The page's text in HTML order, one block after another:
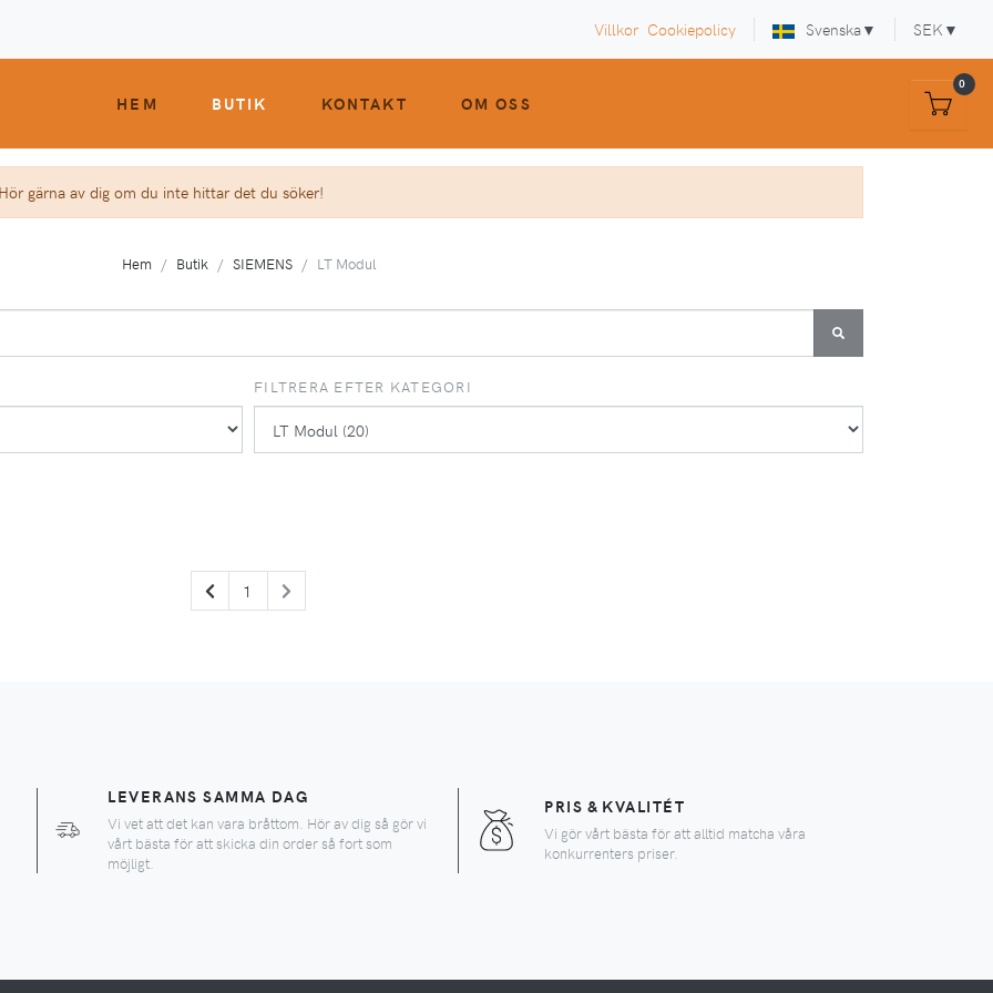
Villkor Cookiepolicy Svenska▼ SEK ▼
HEM BUTIK KONTAKT OM OSS
0
gärna av dig om du inte hittar det du söker!
Hem Butik SIEMENS LT Modul
FILTRERA EFTER KATEGORI
PREVIOUS
1 NEXT
LEVERANS SAMMA DAG
Vi vet att det kan vara bråttom. Hör av dig så gör vi
vårt bästa för att skicka din order så fort som
möjligt.
PRIS & KVALITÉT
Vi gör vårt bästa för att alltid matcha våra
konkurrenters priser.